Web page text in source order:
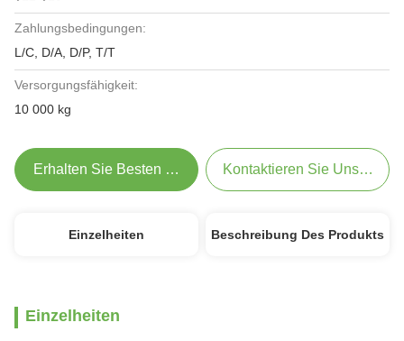
Zahlungsbedingungen:
L/C, D/A, D/P, T/T
Versorgungsfähigkeit:
10 000 kg
Erhalten Sie Besten Preis Kontaktieren Sie Uns Jetzt
Einzelheiten Beschreibung Des Produkts
Einzelheiten